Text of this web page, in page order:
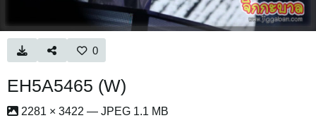
0
EH5A5465 (W)
2281 × 3422 — JPEG 1.1 MB